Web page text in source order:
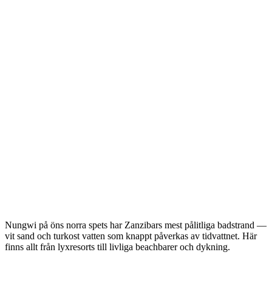
Nungwi på öns norra spets har Zanzibars mest pålitliga badstrand —
vit sand och turkost vatten som knappt påverkas av tidvattnet. Här
finns allt från lyxresorts till livliga beachbarer och dykning.